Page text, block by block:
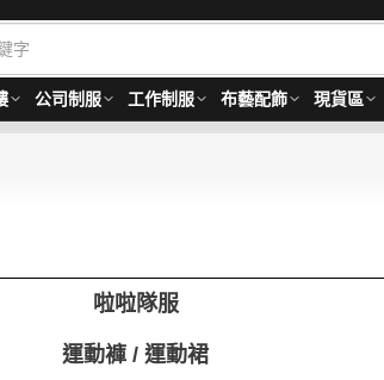
公司制服 工作制服 布藝配飾 現貨區
啦啦隊服
運動褲 / 運動裙